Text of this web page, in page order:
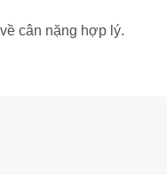
cân nặng hợp lý.